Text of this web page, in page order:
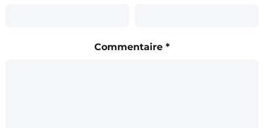
Commentaire *